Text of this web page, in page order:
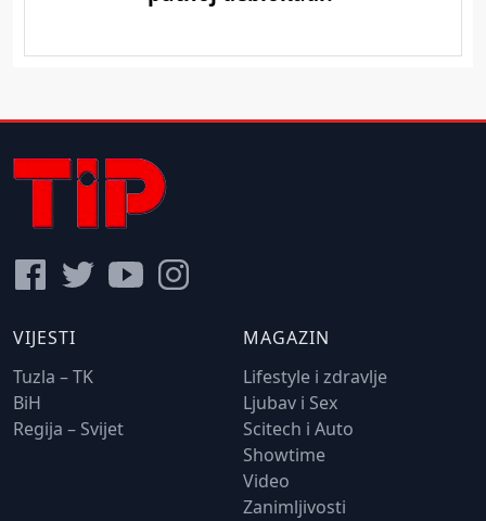
VIJESTI
Tuzla – TK
BiH
Regija – Svijet
MAGAZIN
Lifestyle i zdravlje
Ljubav i Sex
Scitech i Auto
Showtime
Video
Zanimljivosti